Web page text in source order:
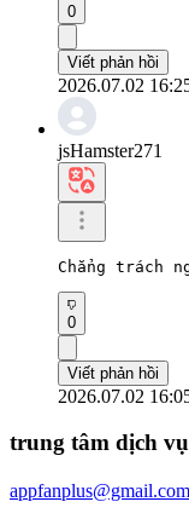
0
Viết phản hồi
2026.07.02
jsHamster271
Chẳng trách
0
Viết phản hồi
2026.07.02
trung tâm dịch
appfanplus@gmail.com